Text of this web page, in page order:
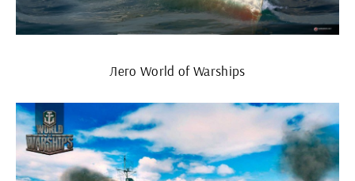
Лего World of Warships